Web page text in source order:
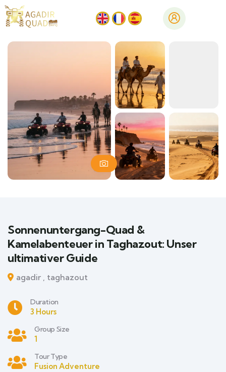
Sonnenuntergang-Quad &
Kamelabenteuer in Taghazout: Unser
ultimativer Guide
agadir , taghazout
Duration
3 Hours
Group Size
1
Tour Type
Fusion Adventure